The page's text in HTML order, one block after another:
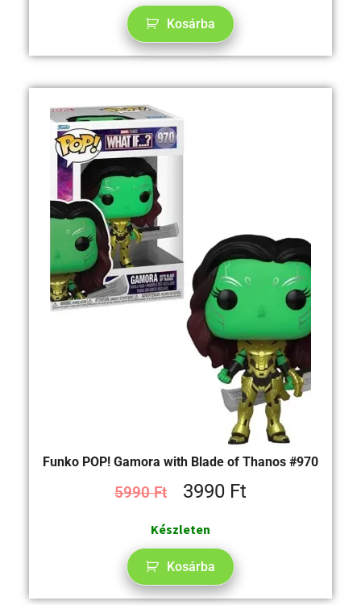
Kosárba
Funko POP! Gamora with Blade of Thanos #970
5990Ft 3990 Ft
Készleten
Kosárba